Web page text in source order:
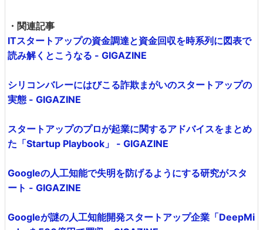
・関連記事
ITスタートアップの資金調達と資金回収を時系列に図表で
読み解くとこうなる - GIGAZINE
シリコンバレーにはびこる詐欺まがいのスタートアップの
実態 - GIGAZINE
スタートアップのプロが起業に関するアドバイスをまとめ
た「Startup Playbook」 - GIGAZINE
Googleの人工知能で失明を防げるようにする研究がスタ
ート - GIGAZINE
Googleが謎の人工知能開発スタートアップ企業「DeepMi